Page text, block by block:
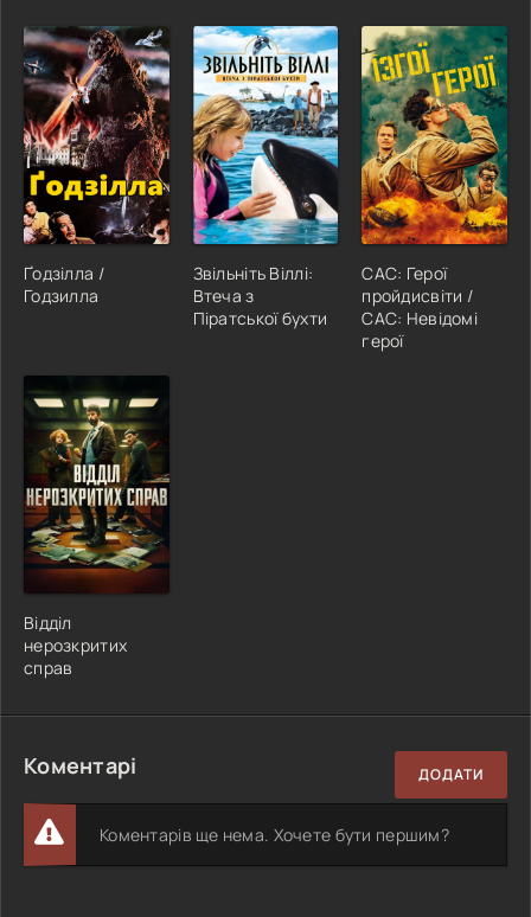
Ґодзілла /
Годзилла
Звільніть Віллі:
Втеча з
Піратської бухти
САС: Герої
пройдисвіти /
САС: Невідомі
герої
Відділ
нерозкритих
справ
Коментарі ДОДАТИ
Коментарів ще нема. Хочете бути першим?